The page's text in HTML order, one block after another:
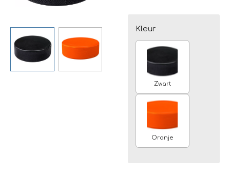
Kleur
Zwart
Oranje